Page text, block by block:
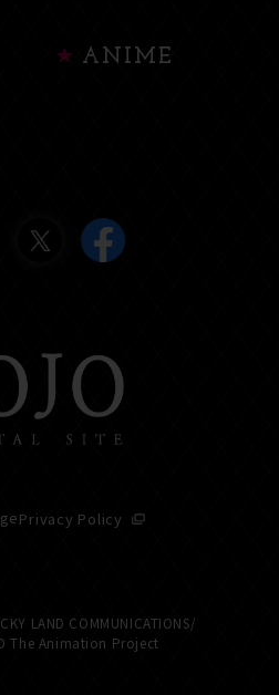
ANIME
Privacy Policy
LAND COMMUNICATIONS/
The Animation Project